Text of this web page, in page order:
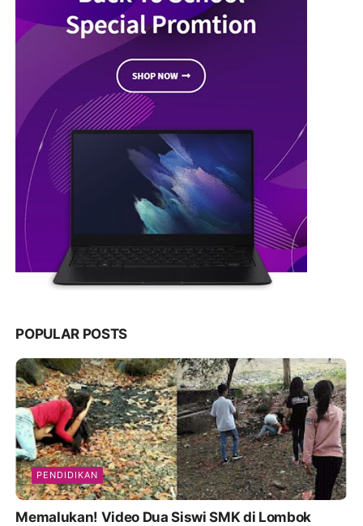
POPULAR POSTS
PENDIDIKAN
Memalukan! Video Dua Siswi SMK di Lombok